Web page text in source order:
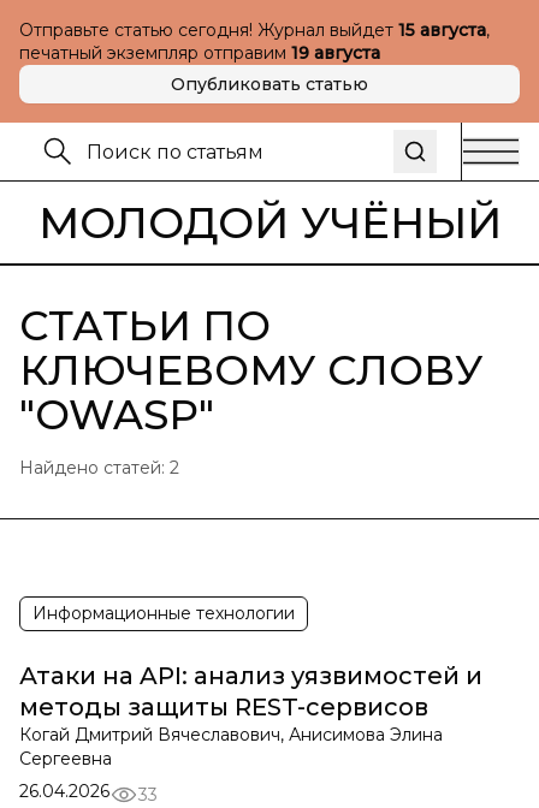
Отправьте статью сегодня! Журнал выйдет 15 августа,
печатный экземпляр отправим 19 августа
Опубликовать статью
МОЛОДОЙ УЧЁНЫЙ
СТАТЬИ ПО
КЛЮЧЕВОМУ СЛОВУ
"OWASP"
Найдено статей: 2
Информационные технологии
Атаки на API: анализ уязвимостей и
методы защиты REST-сервисов
Когай Дмитрий Вячеславович, Анисимова Элина
Сергеевна
26.04.2026
33